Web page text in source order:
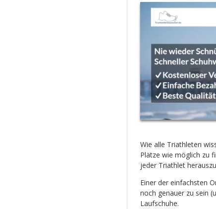
Wie alle Triathleten
Plätze wie möglich zu
jeder Triathlet
Einer der einfachsten
noch genauer zu sein
Laufschuhe.